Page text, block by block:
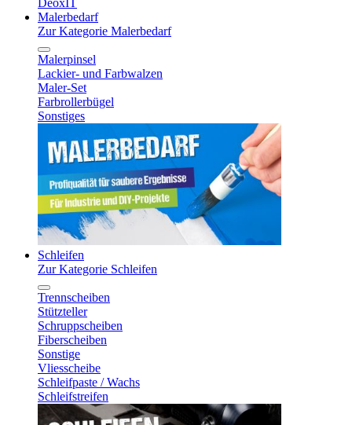
DeoxIT
Malerbedarf
Zur Kategorie Malerbedarf
Malerpinsel
Lackier- und Farbwalzen
Maler-Set
Farbrollerbügel
Sonstiges
Schleifen
Zur Kategorie Schleifen
Trennscheiben
Stützteller
Schruppscheiben
Fiberscheiben
Sonstige
Vliesscheibe
Schleifpaste / Wachs
Schleifstreifen